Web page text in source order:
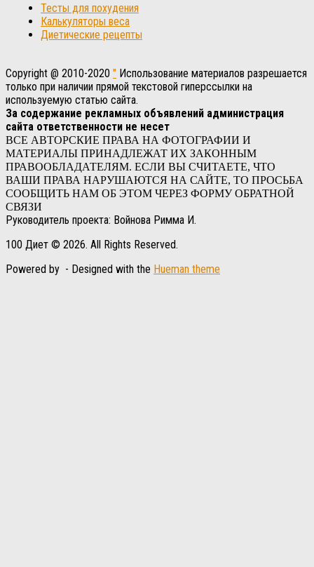
Тесты для похудения
Калькуляторы веса
Диетические рецепты
Copyright @ 2010-2020 " Использование материалов разрешается
только при наличии прямой текстовой гиперссылки на
используемую статью сайта.
За содержание рекламных объявлений администрация
сайта ответственности не несет
ВСЕ АВТОРСКИЕ ПРАВА НА ФОТОГРАФИИ И
МАТЕРИАЛЫ ПРИНАДЛЕЖАТ ИХ ЗАКОННЫМ
ПРАВООБЛАДАТЕЛЯМ. ЕСЛИ ВЫ СЧИТАЕТЕ, ЧТО
ВАШИ ПРАВА НАРУШАЮТСЯ НА САЙТЕ, ТО ПРОСЬБА
СООБЩИТЬ НАМ ОБ ЭТОМ ЧЕРЕЗ ФОРМУ ОБРАТНОЙ
СВЯЗИ
Руководитель проекта: Войнова Римма И.
100 Диет © 2026. All Rights Reserved.
Powered by - Designed with the Hueman theme